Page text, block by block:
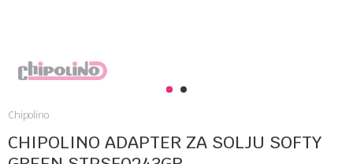
1 2
Chipolino
CHIPOLINO ADAPTER ZA SOLJU SOFTY